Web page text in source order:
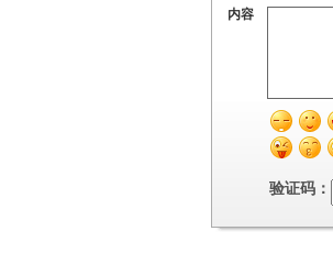
内容
验证码：